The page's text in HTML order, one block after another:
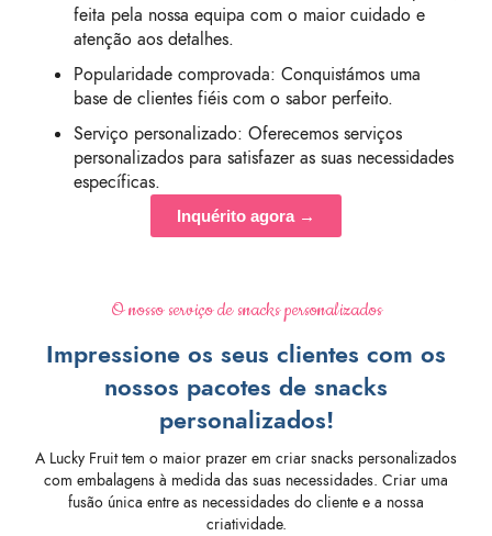
feita pela nossa equipa com o maior cuidado e
atenção aos detalhes.
Popularidade comprovada: Conquistámos uma
base de clientes fiéis com o sabor perfeito.
Serviço personalizado: Oferecemos serviços
personalizados para satisfazer as suas necessidades
específicas.
Inquérito agora →
O nosso serviço de snacks personalizados
Impressione os seus clientes com os
nossos pacotes de snacks
personalizados!
A Lucky Fruit tem o maior prazer em criar snacks personalizados
com embalagens à medida das suas necessidades. Criar uma
fusão única entre as necessidades do cliente e a nossa
criatividade.